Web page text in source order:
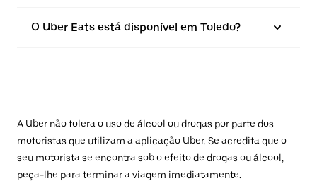
O Uber Eats está disponível em Toledo?
A Uber não tolera o uso de álcool ou drogas por parte dos
motoristas que utilizam a aplicação Uber. Se acredita que o
seu motorista se encontra sob o efeito de drogas ou álcool,
peça-lhe para terminar a viagem imediatamente.